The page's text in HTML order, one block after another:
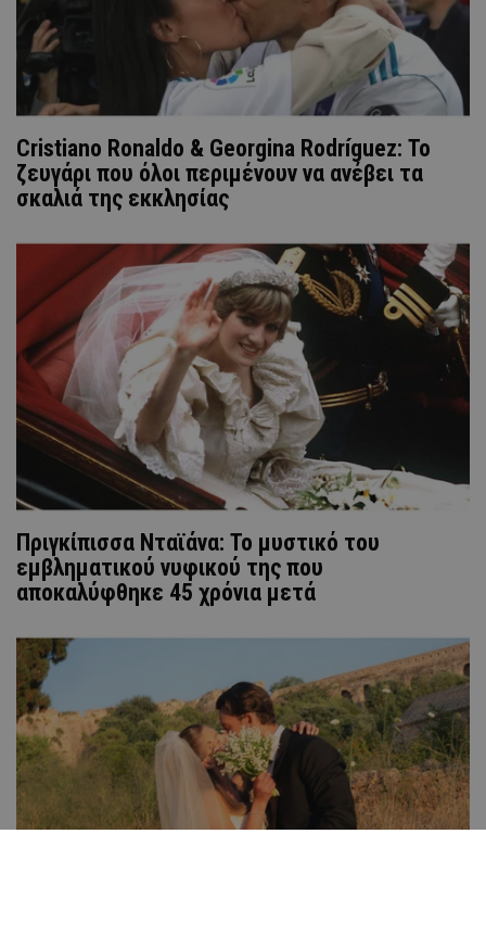
Cristiano Ronaldo & Georgina Rodríguez: Το
ζευγάρι που όλοι περιμένουν να ανέβει τα
σκαλιά της εκκλησίας
Πριγκίπισσα Νταϊάνα: Το μυστικό του
εμβληματικού νυφικού της που
αποκαλύφθηκε 45 χρόνια μετά